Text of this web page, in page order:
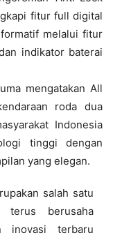
fitur full digital
melalui fitur
indikator baterai
mengatakan All
roda dua
Indonesia
tinggi dengan
yang elegan.
salah satu
terus berusaha
inovasi terbaru